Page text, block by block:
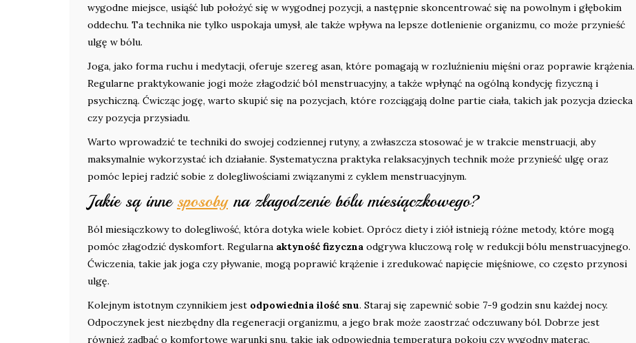
wygodne miejsce, usiąść lub położyć się w wygodnej pozycji, a następnie skoncentrować się na powolnym i głębokim
oddechu. Ta technika nie tylko uspokaja umysł, ale także wpływa na lepsze dotlenienie organizmu, co może przynieść
ulgę w bólu.
Joga, jako forma ruchu i medytacji, oferuje szereg asan, które pomagają w rozluźnieniu mięśni oraz poprawie krążenia.
Regularne praktykowanie jogi może złagodzić ból menstruacyjny, a także wpłynąć na ogólną kondycję fizyczną i
psychiczną. Ćwicząc jogę, warto skupić się na pozycjach, które rozciągają dolne partie ciała, takich jak pozycja dziecka
czy pozycja przysiadu.
Warto wprowadzić te techniki do swojej codziennej rutyny, a zwłaszcza stosować je w trakcie menstruacji, aby
maksymalnie wykorzystać ich działanie. Systematyczna praktyka relaksacyjnych technik może przynieść ulgę oraz
pomóc lepiej radzić sobie z dolegliwościami związanymi z cyklem menstruacyjnym.
Jakie są innesposobyna złagodzenie bólu miesiączkowego?
Ból miesiączkowy to dolegliwość, która dotyka wiele kobiet. Oprócz diety i ziół istnieją różne metody, które mogą
pomóc złagodzić dyskomfort. Regularna aktyność fizyczna odgrywa kluczową rolę w redukcji bólu menstruacyjnego.
Ćwiczenia, takie jak joga czy pływanie, mogą poprawić krążenie i zredukować napięcie mięśniowe, co często przynosi
ulgę.
Kolejnym istotnym czynnikiem jest odpowiednia ilość snu. Staraj się zapewnić sobie 7-9 godzin snu każdej nocy.
Odpoczynek jest niezbędny dla regeneracji organizmu, a jego brak może zaostrzać odczuwany ból. Dobrze jest
również zadbać o komfortowe warunki snu, takie jak odpowiednia temperatura pokoju czy wygodny materac.